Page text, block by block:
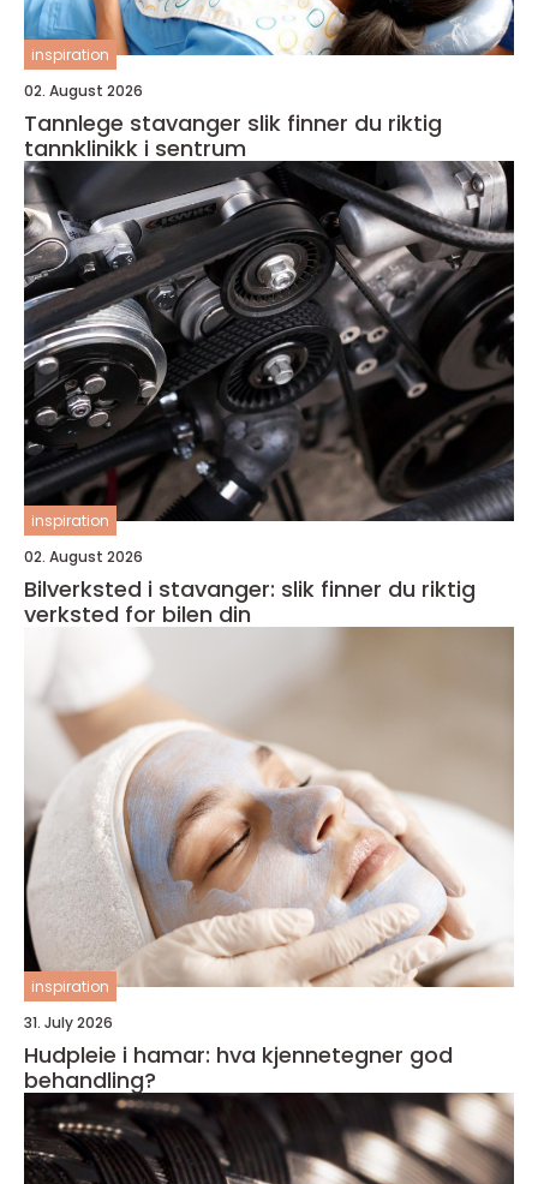
inspiration
02. August 2026
Tannlege stavanger slik finner du riktig
tannklinikk i sentrum
inspiration
02. August 2026
Bilverksted i stavanger: slik finner du riktig
verksted for bilen din
inspiration
31. July 2026
Hudpleie i hamar: hva kjennetegner god
behandling?